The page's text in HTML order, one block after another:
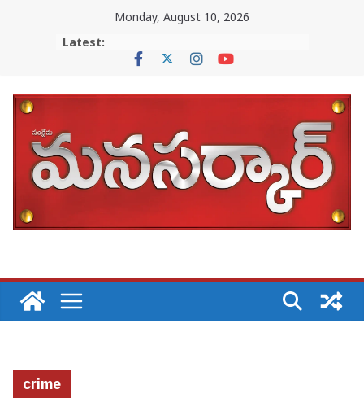
Monday, August 10, 2026
Latest:
crime